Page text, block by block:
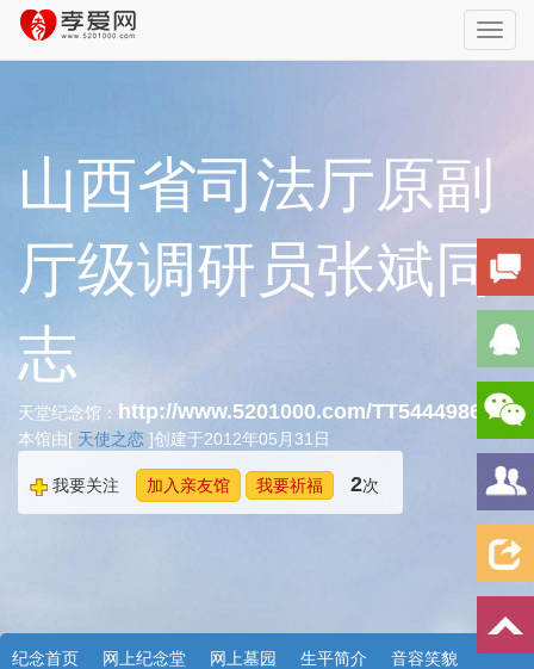
山西省司法厅原副
厅级调研员张斌同
志
天堂纪念馆： http://www.5201000.com/TT544498601
本馆由[ 天使之恋 ]创建于2012年05月31日
我要关注 加入亲友馆 我要祈福 2次
纪念首页 网上纪念堂 网上墓园 生平简介 音容笑貌